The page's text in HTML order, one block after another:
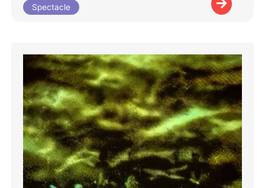
Spectacle